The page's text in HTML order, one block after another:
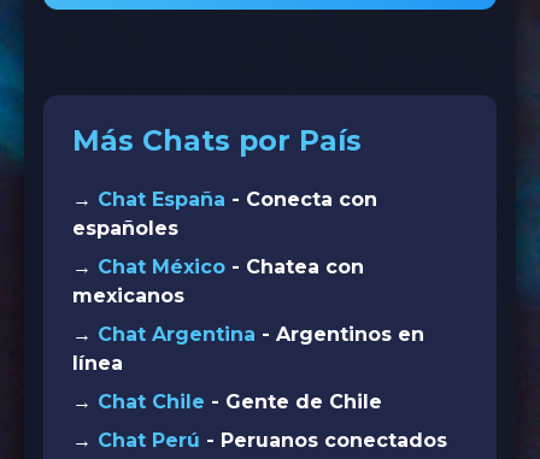
Más Chats por País
→ Chat España - Conecta con
españoles
→ Chat México - Chatea con
mexicanos
→ Chat Argentina - Argentinos en
línea
→ Chat Chile - Gente de Chile
→ Chat Perú - Peruanos conectados